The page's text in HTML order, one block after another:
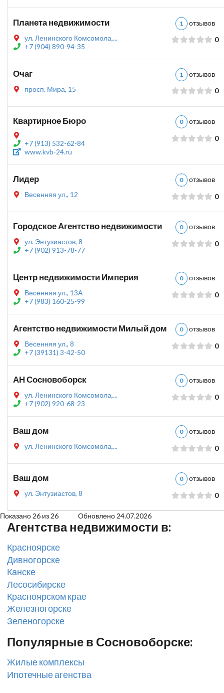
Планета недвижимости 1
ул. Ленинского Комсомола,...
+7 (904) 890-94-35
0
Очаг 1
просп. Мира, 15
0
Квартирное Бюро 0
+7 (913) 532-62-84
www.kvb-24.ru
0
Лидер 0
Весенняя ул., 12
0
Городское Агентство недвижимости 0
ул. Энтузиастов, 8
+7 (902) 913-78-77
0
Центр недвижимости Империя 0
Весенняя ул., 13А
+7 (983) 160-25-99
0
Агентство недвижимости Милый дом 0
Весенняя ул., 8
+7 (39131) 3-42-50
0
АН Сосновоборск 0
ул. Ленинского Комсомола,...
+7 (902) 920-68-23
0
Ваш дом 0
ул. Ленинского Комсомола,...
0
Ваш дом 0
ул. Энтузиастов, 8
0
Показано 26 из 26 Обновлено 24.07.2026
Агентства недвижимости в:
Красноярске
Дивногорске
Канске
Лесосибирске
Красноярском крае
Железногорске
Зеленогорске
Популярные в Сосновоборске:
Жилые комплексы
Ипотечные агенства